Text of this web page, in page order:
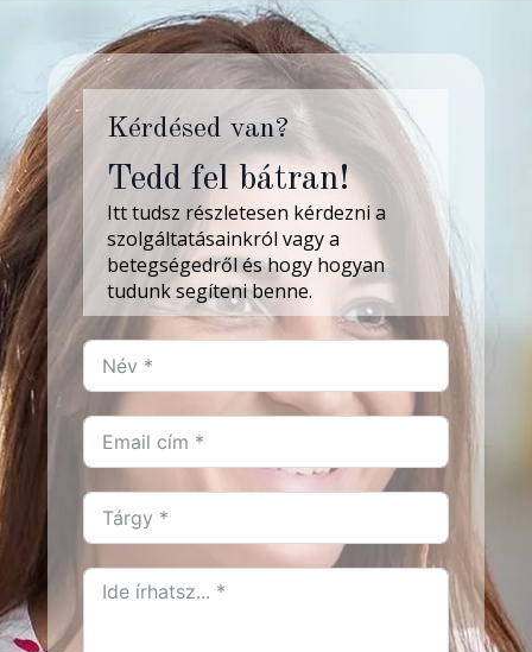
Kérdésed van?
Tedd fel bátran!
Itt tudsz részletesen kérdezni a
szolgáltatásainkról vagy a
betegségedről és hogy hogyan
tudunk segíteni benne.